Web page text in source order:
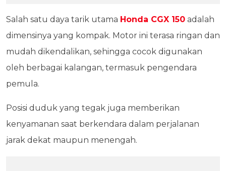
Salah satu daya tarik utama Honda CGX 150 adalah
dimensinya yang kompak. Motor ini terasa ringan dan
mudah dikendalikan, sehingga cocok digunakan
oleh berbagai kalangan, termasuk pengendara
pemula.
Posisi duduk yang tegak juga memberikan
kenyamanan saat berkendara dalam perjalanan
jarak dekat maupun menengah.